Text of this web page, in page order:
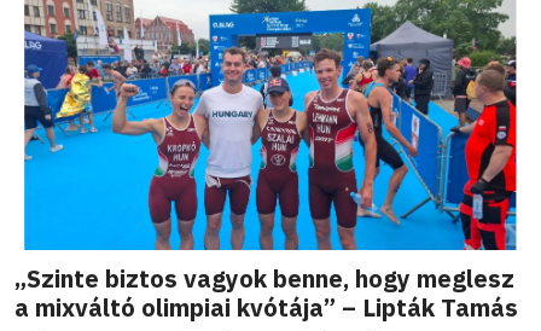
„Szinte biztos vagyok benne, hogy meglesz
a mixváltó olimpiai kvótája” – Lipták Tamás